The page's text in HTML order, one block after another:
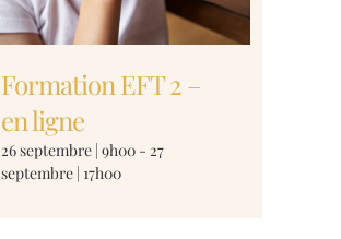
Formation EFT 2 –
en ligne
26 septembre | 9h00 - 27
septembre | 17h00